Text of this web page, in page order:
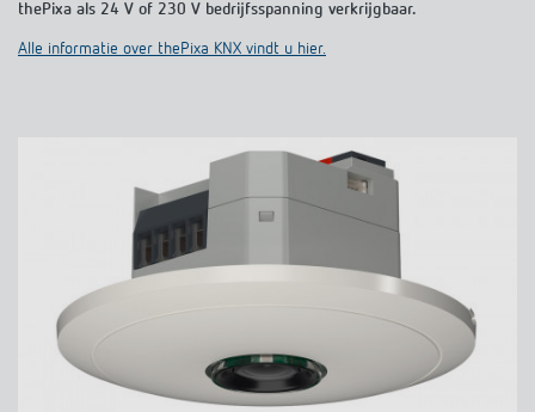
thePixa als 24 V of 230 V bedrijfsspanning verkrijgbaar.
Alle informatie over thePixa KNX vindt u hier.